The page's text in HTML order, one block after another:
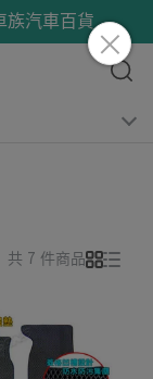
族汽車百貨
共 7 件商品